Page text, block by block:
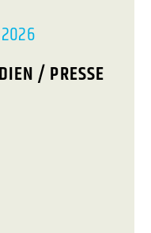
/ PRESSE